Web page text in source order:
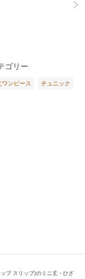
ゴリー
ワンピース チュニック
プ スリップ)のミニ丈・ひざ